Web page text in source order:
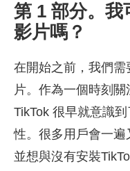
第 1 部分。
影片嗎？
在開始之前，我們需
片。作為一個時刻關
TikTok 很早就意識
性。很多用戶會一遍
並想與沒有安裝